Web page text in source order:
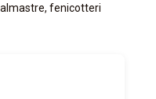
fenicotteri